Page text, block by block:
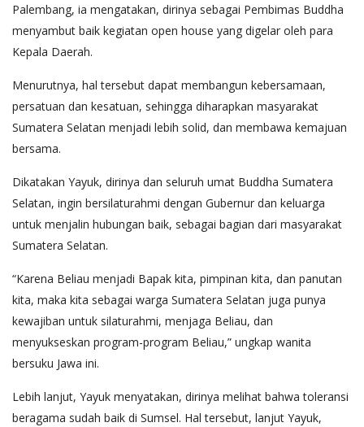
Palembang, ia mengatakan, dirinya sebagai Pembimas Buddha
menyambut baik kegiatan open house yang digelar oleh para
Kepala Daerah.
Menurutnya, hal tersebut dapat membangun kebersamaan,
persatuan dan kesatuan, sehingga diharapkan masyarakat
Sumatera Selatan menjadi lebih solid, dan membawa kemajuan
bersama.
Dikatakan Yayuk, dirinya dan seluruh umat Buddha Sumatera
Selatan, ingin bersilaturahmi dengan Gubernur dan keluarga
untuk menjalin hubungan baik, sebagai bagian dari masyarakat
Sumatera Selatan.
“Karena Beliau menjadi Bapak kita, pimpinan kita, dan panutan
kita, maka kita sebagai warga Sumatera Selatan juga punya
kewajiban untuk silaturahmi, menjaga Beliau, dan
menyukseskan program-program Beliau,” ungkap wanita
bersuku Jawa ini.
Lebih lanjut, Yayuk menyatakan, dirinya melihat bahwa toleransi
beragama sudah baik di Sumsel. Hal tersebut, lanjut Yayuk,